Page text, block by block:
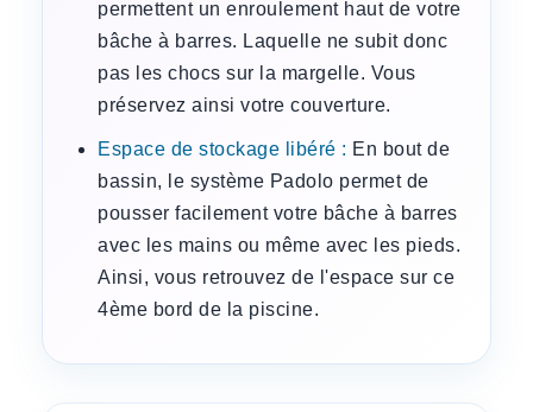
permettent un enroulement haut de votre
bâche à barres. Laquelle ne subit donc
pas les chocs sur la margelle. Vous
préservez ainsi votre couverture.
Espace de stockage libéré : En bout de
bassin, le système Padolo permet de
pousser facilement votre bâche à barres
avec les mains ou même avec les pieds.
Ainsi, vous retrouvez de l'espace sur ce
4ème bord de la piscine.